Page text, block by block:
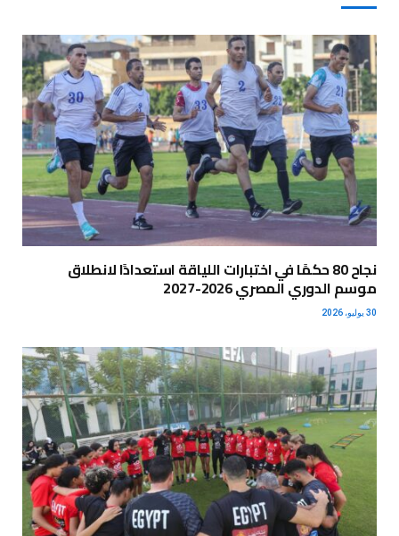
نجاح 80 حكمًا في اختبارات اللياقة استعدادًا لانطلاق
موسم الدوري المصري 2026-2027
30 يوليو، 2026